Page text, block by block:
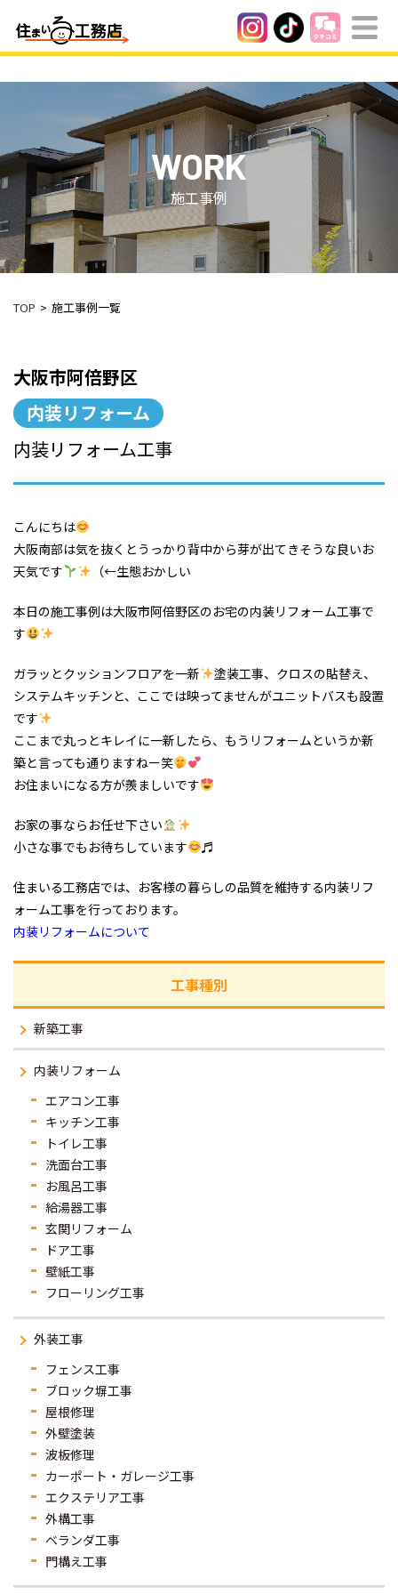
WORK
施工事例
TOP 施工事例一覧
大阪市阿倍野区
内装リフォーム
内装リフォーム工事
こんにちは
大阪南部は気を抜くとうっかり背中から芽が出てきそうな良いお
天気です
（←生態おかしい
本日の施工事例は大阪市阿倍野区のお宅の内装リフォーム工事で
す
ガラッとクッションフロアを一新
塗装工事、クロスの貼替え、
システムキッチンと、ここでは映ってませんがユニットバスも設置
です
ここまで丸っとキレイに一新したら、もうリフォームというか新
築と言っても通りますねー笑
お住まいになる方が羨ましいです
お家の事ならお任せ下さい
小さな事でもお待ちしています
♬
住まいる工務店では、お客様の暮らしの品質を維持する内装リフ
ォーム工事を行っております。
内装リフォームについて
工事種別
新築工事
内装リフォーム
エアコン工事
キッチン工事
トイレ工事
洗面台工事
お風呂工事
給湯器工事
玄関リフォーム
ドア工事
壁紙工事
フローリング工事
外装工事
フェンス工事
ブロック塀工事
屋根修理
外壁塗装
波板修理
カーポート・ガレージ工事
エクステリア工事
外構工事
ベランダ工事
門構え工事